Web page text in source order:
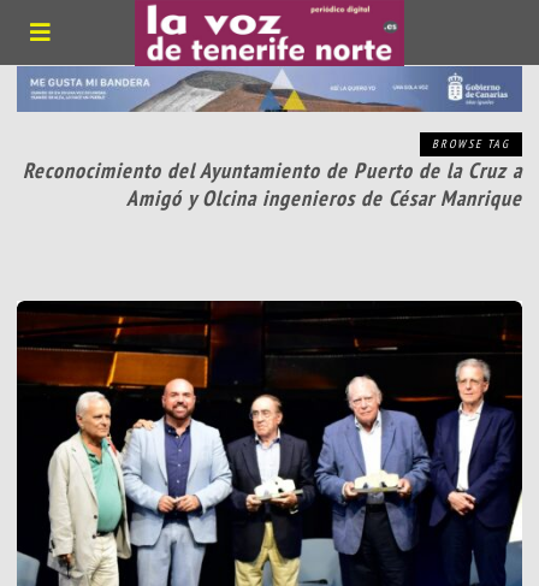
BROWSE TAG
Reconocimiento del Ayuntamiento de Puerto de la Cruz a
Amigó y Olcina ingenieros de César Manrique